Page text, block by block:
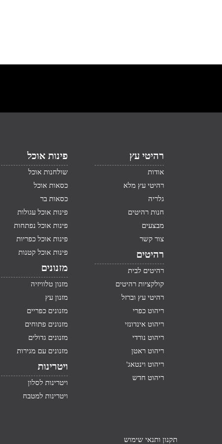
רהיטי עץ
אודות
רהיטי עץ מלא
גלריה
חנות רהיטים
מבצעים
צור קשר
רהיטים
רהיטים לבית
קולקציות רהיטים
רהיטי עץ וברזל
ריהוט כפרי
ריהוט אינדונזי
ריהוט נורדי
ריהוט ראטן
ריהוט וינטאג'
ריהוט חדש
פינות אוכל
שולחנות אוכל
כסאות אוכל
כסאות בר
פינות אוכל עגולות
פינות אוכל נפתחות
פינות אוכל כפריות
פינות אוכל קטנות
מזנונים
מזנון טלוויזיה
מזנון עץ
מזנונים כפריים
מזנונים פתוחים
מזנונים גדולים
מזנונים עם מגירות
ויטרינות
ויטרינות לסלון
ויטרינות למטבח
תקנון ותנאי שימוש